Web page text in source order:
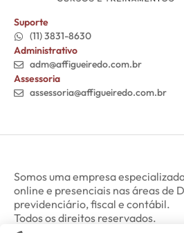
Suporte
(11) 3831-8630
Administrativo
adm@affigueiredo.com.br
Assessoria
assessoria@affigueiredo.com.br
Somos uma empresa
online e presenciais nas áreas de
previdenciário, fiscal e contábil.
Todos os direitos reservados.